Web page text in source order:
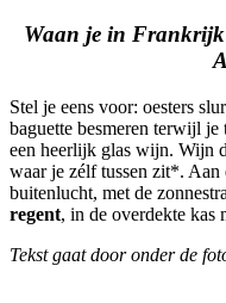
Waan je in Frankrijk
Stel je eens voor: oesters
baguette besmeren terwijl
een heerlijk glas wijn. Wijn
waar je zélf tussen zit*. Aan
buitenlucht, met de
regent, in de overdekte kas
Tekst gaat door onder de